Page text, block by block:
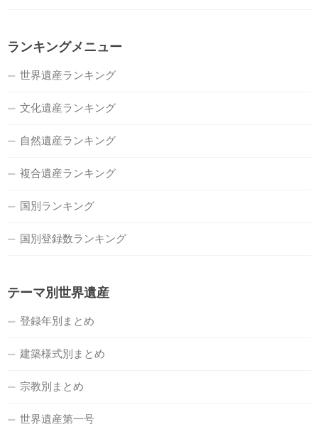
ランキングメニュー
世界遺産ランキング
文化遺産ランキング
自然遺産ランキング
複合遺産ランキング
国別ランキング
国別登録数ランキング
テーマ別世界遺産
登録年別まとめ
建築様式別まとめ
宗教別まとめ
世界遺産第一号